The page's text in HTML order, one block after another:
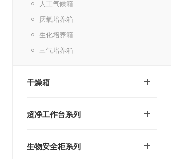
人工气候箱
厌氧培养箱
生化培养箱
三气培养箱
干燥箱
超净工作台系列
生物安全柜系列